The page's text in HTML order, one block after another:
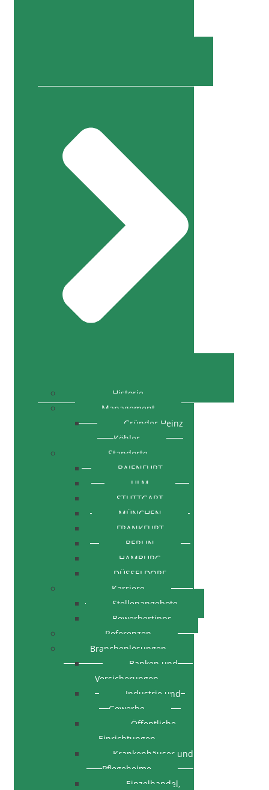
Historie
Management
Gründer Heinz
Köhler
Standorte
BAIENFURT
ULM
STUTTGART
MÜNCHEN
FRANKFURT
BERLIN
HAMBURG
DÜSSELDORF
Karriere
Stellenangebote
Bewerbertipps
Referenzen
Branchenlösungen
Banken und
Versicherungen
Industrie und
Gewerbe
Öffentliche
Einrichtungen
Krankenhäuser und
Pflegeheime
Einzelhandel,